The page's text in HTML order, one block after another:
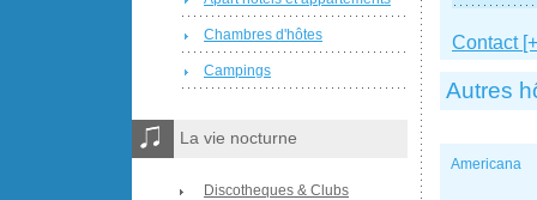
Contact
Autres
Americana
Chambres d'hôtes
Campings
La vie nocturne
Discotheques & Clubs